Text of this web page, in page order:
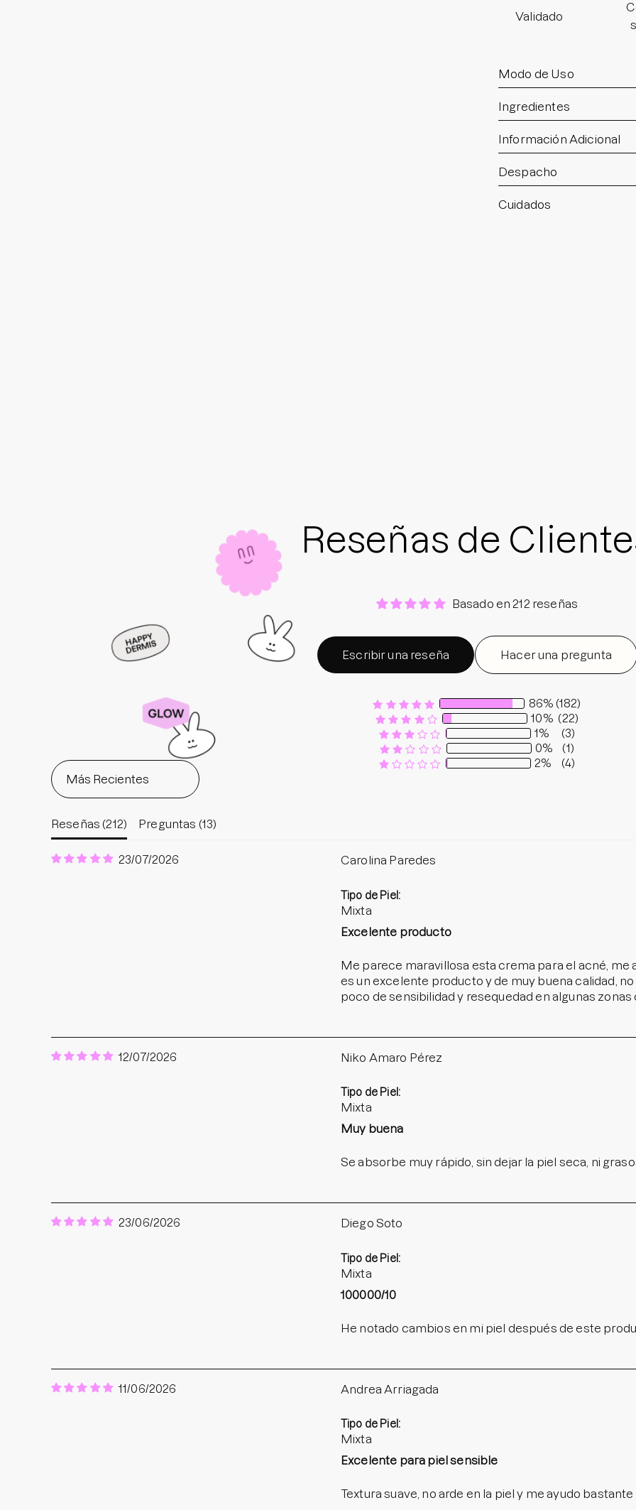
Validado
Modo de Uso
Ingredientes
Información Adicional
Despacho
Cuidados
Reseñas de
Basado en 212 reseñas
Escribir una reseña Hacer una pregunta
86% (182)
10% (22)
1%
(3)
0%
(1)
2%
(4)
Sort by
Reseñas (212) Preguntas (13)
23/07/2026 Carolina Paredes
Tipo de Piel:
Mixta
Excelente producto
Me parece maravillosa esta crema para el acné,
es un excelente producto y de muy buena calidad,
poco de sensibilidad y resequedad en algunas
12/07/2026 Niko Amaro Pérez
Tipo de Piel:
Mixta
Muy buena
Se absorbe muy rápido, sin dejar la piel seca, ni
23/06/2026 Diego Soto
Tipo de Piel:
Mixta
100000/10
He notado cambios en mi piel después de este
11/06/2026 Andrea Arriagada
Tipo de Piel:
Mixta
Excelente para piel sensible
Textura suave, no arde en la piel y me ayudo